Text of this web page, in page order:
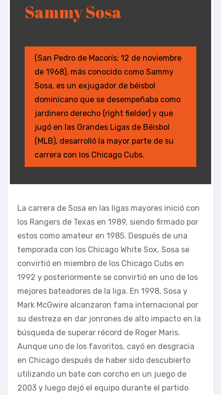
Sammy Sosa
(San Pedro de Macorís; 12 de noviembre
de 1968), más conocido como Sammy
Sosa, es un exjugador de béisbol
dominicano que se desempeñaba como
jardinero derecho (right fielder) y que
jugó en las Grandes Ligas de Béisbol
(MLB), desarrolló la mayor parte de su
carrera con los Chicago Cubs.
La carrera de Sosa en las ligas mayores inició con
los Rangers de Texas en 1989, siendo firmado por
estos como amateur en 1985. Después de una
temporada con los Chicago White Sox, Sosa se
convirtió en miembro de los Chicago Cubs en
1992 y posteriormente se convirtió en uno de los
mejores bateadores de la liga. En 1998, Sosa y
Mark McGwire alcanzaron fama internacional por
su destreza en dar jonrones de alto impacto en la
búsqueda de superar récord de Roger Maris.
Aunque uno de los favoritos, cayó en desgracia
en Chicago después de haber sido descubierto
utilizando un bate con corcho en un juego de
2003 y luego dejó el equipo durante el partido